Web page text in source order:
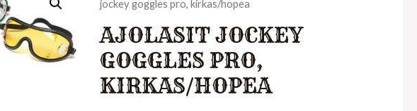
jockey goggles pro, kirkas/hopea
AJOLASIT JOCKEY
GOGGLES PRO,
KIRKAS/HOPEA